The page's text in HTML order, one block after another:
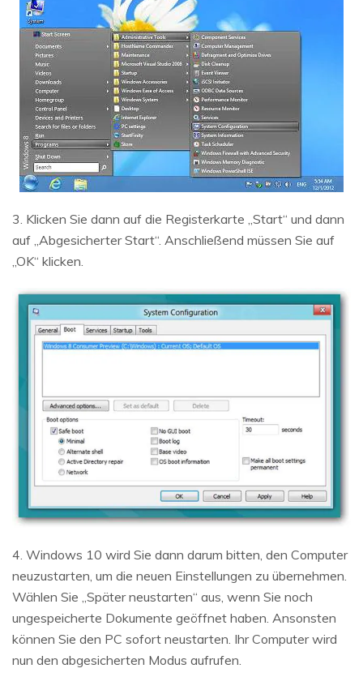
3. Klicken Sie dann auf die Registerkarte „Start“ und dann
auf „Abgesicherter Start“. Anschließend müssen Sie auf
„OK“ klicken.
4. Windows 10 wird Sie dann darum bitten, den Computer
neuzustarten, um die neuen Einstellungen zu übernehmen.
Wählen Sie „Später neustarten“ aus, wenn Sie noch
ungespeicherte Dokumente geöffnet haben. Ansonsten
können Sie den PC sofort neustarten. Ihr Computer wird
nun den abgesicherten Modus aufrufen.